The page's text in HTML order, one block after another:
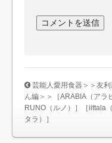
芸能人愛用食器＞＞友利
ん編＞＞［ARABIA（アラ
RUNO（ルノ）］［iittala
タラ）］